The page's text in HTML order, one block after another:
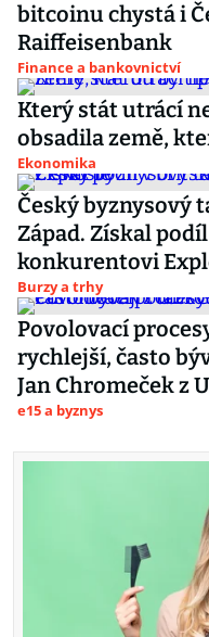
bitcoinu chystá i
Raiffeisenbank
Finance a bankovnictví
Který stát utrácí
obsadila země,
Ekonomika
Český byznysový
Západ. Získal
konkurentovi
Burzy a trhy
Povolovací
rychlejší, často
Jan Chromeček z
e15 a byznys